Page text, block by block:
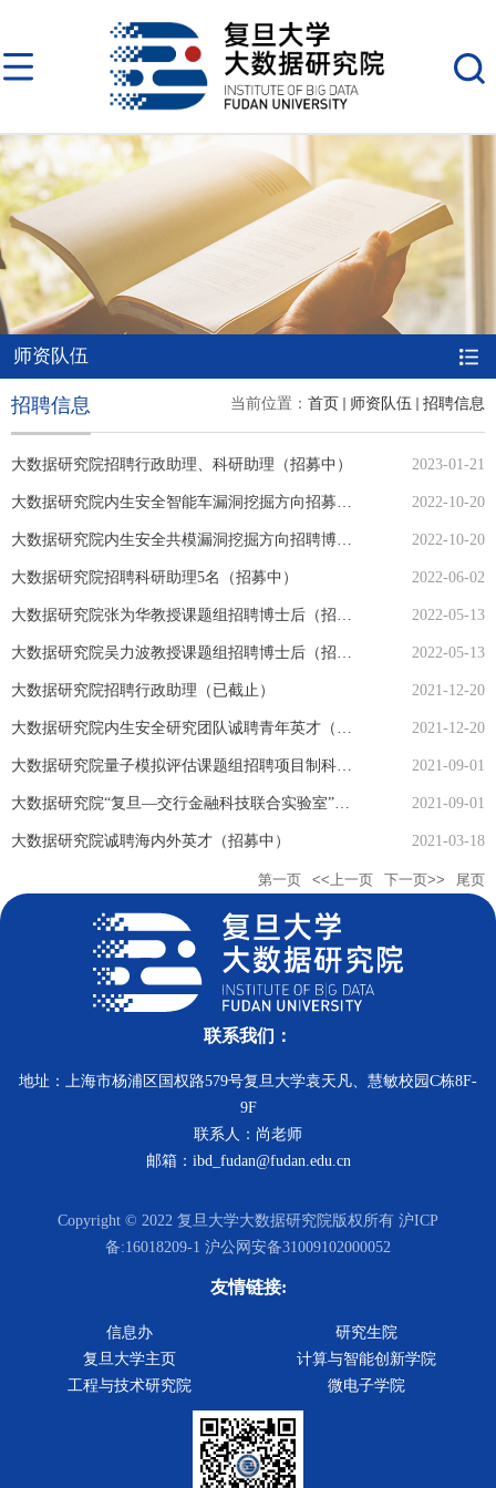
师资队伍
当前位置： 首页 师资队伍 招聘信息
招聘信息
大数据研究院招聘行政助理、科研助理（招募中） 2023-01-21
2022-10-20
2022-10-20
大数据研究院招聘科研助理5名（招募中） 2022-06-02
2022-05-13
2022-05-13
大数据研究院招聘行政助理（已截止） 2021-12-20
2021-12-20
2021-09-01
2021-09-01
大数据研究院诚聘海内外英才（招募中） 2021-03-18
第一页 <<上一页 下一页>> 尾页
联系我们：
地址：上海市杨浦区国权路579号复旦大学袁天凡、慧敏校园C栋8F-
9F
联系人：尚老师
邮箱：ibd_fudan@fudan.edu.cn
Copyright © 2022 复旦大学大数据研究院版权所有 沪ICP
备:16018209-1 沪公网安备31009102000052
友情链接:
信息办
研究生院
复旦大学主页
计算与智能创新学院
工程与技术研究院
微电子学院